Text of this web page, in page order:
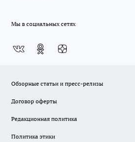
Мы в социальных сетях
Обзорные статьи и пресс-релизы
Договор оферты
Редакционная политика
Политика этики